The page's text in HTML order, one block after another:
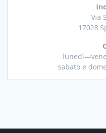
Via
17028
sabato e